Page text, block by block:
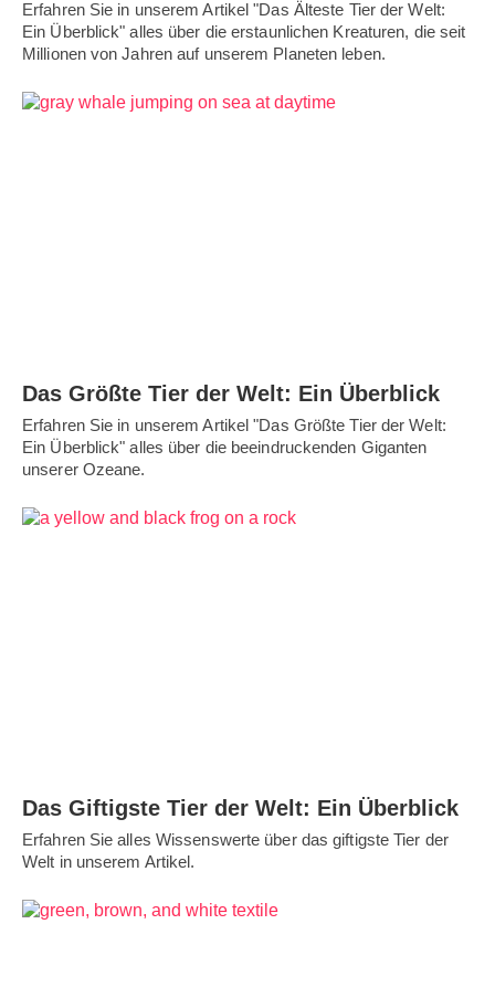
Erfahren Sie in unserem Artikel "Das Älteste Tier der Welt:
Ein Überblick" alles über die erstaunlichen Kreaturen, die seit
Millionen von Jahren auf unserem Planeten leben.
Das Größte Tier der Welt: Ein Überblick
Erfahren Sie in unserem Artikel "Das Größte Tier der Welt:
Ein Überblick" alles über die beeindruckenden Giganten
unserer Ozeane.
Das Giftigste Tier der Welt: Ein Überblick
Erfahren Sie alles Wissenswerte über das giftigste Tier der
Welt in unserem Artikel.